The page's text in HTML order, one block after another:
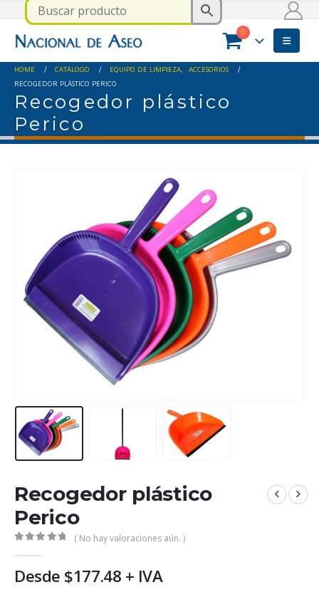
0
HOME CATÁLOGO EQUIPO DE LIMPIEZA,
ACCESORIOS
RECOGEDOR PLÁSTICO PERICO
Recogedor plástico
Perico
Recogedor plástico
Perico
( No hay valoraciones aún. )
Desde $177.48 + IVA